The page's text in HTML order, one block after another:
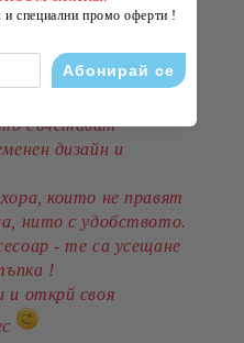
и традиция
съчетават
дизайн и
които не правят
нито с удобството.
- те са усещане
!
и открй своя
специални промо оферти !